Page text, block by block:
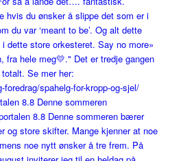
8.8 Denne sommeren